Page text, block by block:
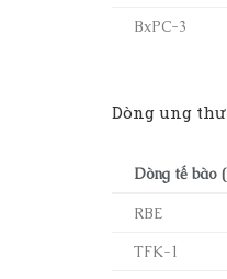
BxPC-3
Dòng ung
Dòng tế bào
RBE
TFK-1